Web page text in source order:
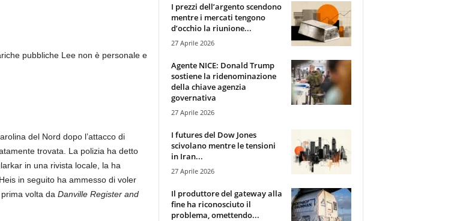
pubbliche Lee non è personale e
del Nord dopo l’attacco di
trovata. La polizia ha detto
in una rivista locale, la ha
in seguito ha ammesso di voler
volta da Danville Register and
I prezzi dell’argento scendono
mentre i mercati tengono
d’occhio la riunione...
27 Aprile 2026
Agente NICE: Donald Trump
sostiene la ridenominazione
della chiave agenzia
governativa
27 Aprile 2026
I futures del Dow Jones
scivolano mentre le tensioni
in Iran...
27 Aprile 2026
Il produttore del gateway alla
fine ha riconosciuto il
problema, omettendo...